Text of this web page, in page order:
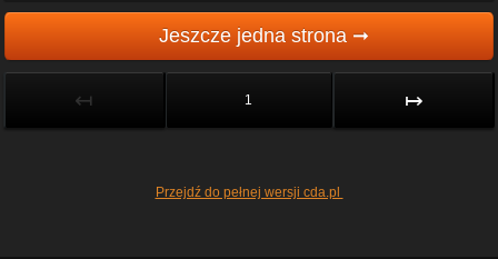
Jeszcze jedna strona ➞
↤ 1 ↦
Przejdź do pełnej wersji cda.pl